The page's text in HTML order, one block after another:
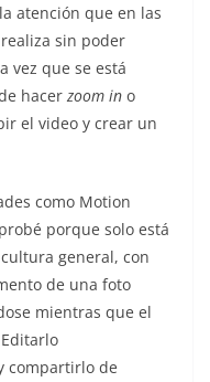
atención que en las
sin poder
vez que se está
hacer zoom in o
el video y crear un
como Motion
porque solo está
general, con
de una foto
mientras que el
compartirlo de